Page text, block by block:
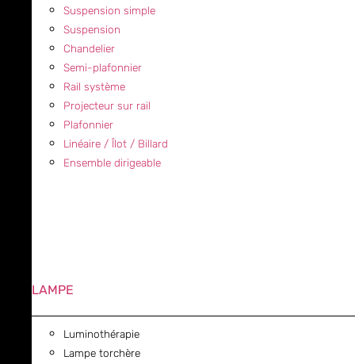
Suspension simple
Suspension
Chandelier
Semi-plafonnier
Rail système
Projecteur sur rail
Plafonnier
Linéaire / Îlot / Billard
Ensemble dirigeable
LAMPE
Luminothérapie
Lampe torchère